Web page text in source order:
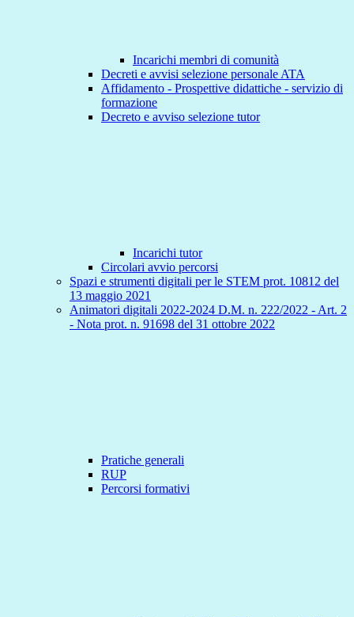
Incarichi membri di comunità
Decreti e avvisi selezione personale ATA
Affidamento - Prospettive didattiche - servizio di
formazione
Decreto e avviso selezione tutor
Incarichi tutor
Circolari avvio percorsi
Spazi e strumenti digitali per le STEM prot. 10812 del
13 maggio 2021
Animatori digitali 2022-2024 D.M. n. 222/2022 - Art. 2
- Nota prot. n. 91698 del 31 ottobre 2022
Pratiche generali
RUP
Percorsi formativi